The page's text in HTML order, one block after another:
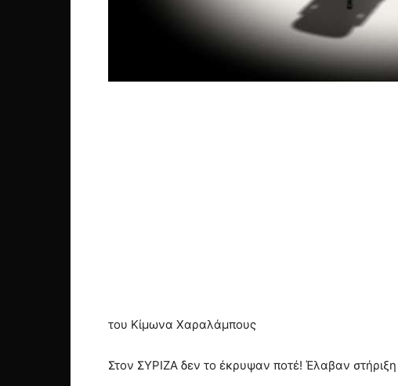
του Κίμωνα Χαραλάμπους
Στον ΣΥΡΙΖΑ δεν το έκρυψαν ποτέ! Έλαβαν